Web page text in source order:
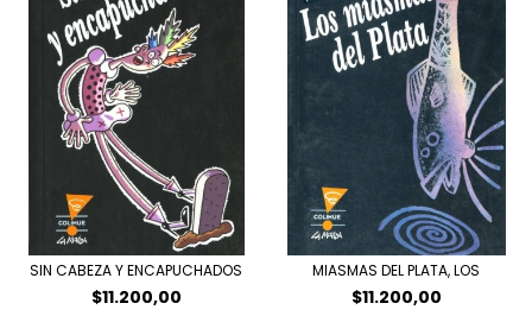
SIN CABEZA Y ENCAPUCHADOS
$11.200,00
MIASMAS DEL PLATA, LOS
$11.200,00